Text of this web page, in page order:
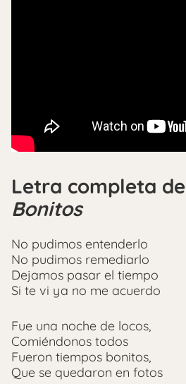
Letra completa de
Bonitos
No pudimos entenderlo
No pudimos remediarlo
Dejamos pasar el tiempo
Si te vi ya no me acuerdo
Fue una noche de locos,
Comiéndonos todos
Fueron tiempos bonitos,
Que se quedaron en fotos